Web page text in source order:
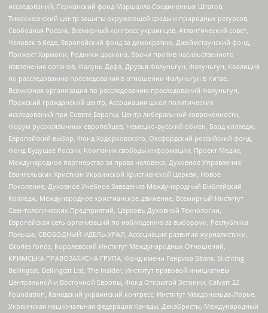
исследований, Германский фонд Маршалла Соединенных Штатов,
Тихоокеанский центр защиты окружающей среды и природных ресурсов,
Свободная Россия, Всемирный конгресс украинцев, Атлантический совет,
Человек в беде, Европейский фонд за демократию, Джеймстаунский фонд,
Прожект Хармони, Родники дракона, Врачи против насильственного
извлечения органов, Фалунь Дафа, Друзья Фалуньгун, Фалуньгун, Коалиция
по расследованию преследования в отношении Фалуньгун в Китае,
Всемирная организация по расследованию преследований Фалуньгун,
Пражский гражданский центр, Ассоциация школ политических
исследований при Совете Европы, Центр либеральной современности,
Форум русскоязычных европейцев, Немецко-русский обмен, Бард колледж,
Европейский выбор, Фонд Ходорковского, Оксфордский российский фонд,
Фонд Будущее России, Компания свободы информации, Проект Медиа,
Международное партнерство за права человека, Духовное Управление
Евангельских Христиан Украинской Христианской Церкви, Новое
Поколение, Духовное Учебное Заведение Международный Библейский
Колледж, Международное христианское движение, Всемирный Институт
Саентологических Предприятий, Церковь Духовной Технологии,
Европейская сеть организаций по наблюдению за выборами, Республика
Польша, СВОБОДНЫЙ ИДЕЛЬ-УРАЛ, Ассоциация развития журналистики,
IStories fonds, Королевский Институт Международных Отношений,
КРИМСЬКА ПРАВОЗАХИСНА ГРУПА, Фонд имени Генриха Бёлля, Stichting
Bellingcat, Bellingcat Ltd, The Insider, Институт правовой инициативы
Центральной и Восточной Европы, Фонд Открытой Эстонии, Calvert 22
Foundation, Канадский украинский конгресс, Институт Макдональда-Лорье,
Украинская национальная федерация Канады, Декабристы, Международный